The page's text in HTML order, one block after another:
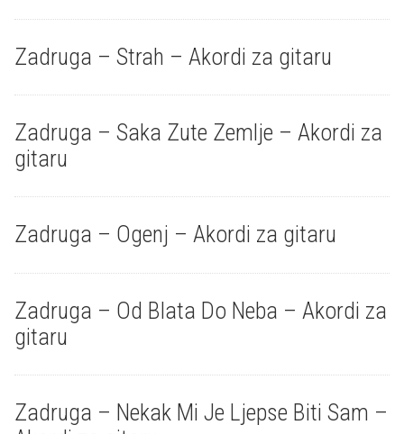
Zadruga – Strah – Akordi za gitaru
Zadruga – Saka Zute Zemlje – Akordi za
gitaru
Zadruga – Ogenj – Akordi za gitaru
Zadruga – Od Blata Do Neba – Akordi za
gitaru
Zadruga – Nekak Mi Je Ljepse Biti Sam –